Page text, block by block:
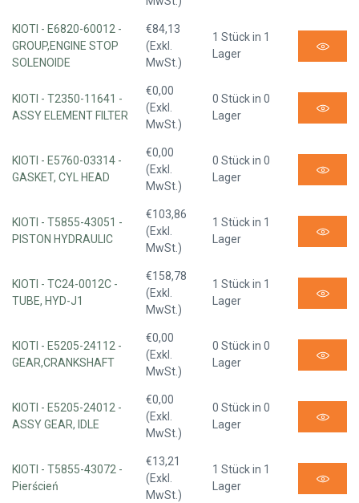
KIOTI - E6820-60012 -
GROUP,ENGINE STOP
SOLENOIDE
€84,13
(Exkl.
MwSt.)
1 Stück in 1
Lager
KIOTI - T2350-11641 -
ASSY ELEMENT FILTER
€0,00
(Exkl.
MwSt.)
0 Stück in 0
Lager
KIOTI - E5760-03314 -
GASKET, CYL HEAD
€0,00
(Exkl.
MwSt.)
0 Stück in 0
Lager
KIOTI - T5855-43051 -
PISTON HYDRAULIC
€103,86
(Exkl.
MwSt.)
1 Stück in 1
Lager
KIOTI - TC24-0012C -
TUBE, HYD-J1
€158,78
(Exkl.
MwSt.)
1 Stück in 1
Lager
KIOTI - E5205-24112 -
GEAR,CRANKSHAFT
€0,00
(Exkl.
MwSt.)
0 Stück in 0
Lager
KIOTI - E5205-24012 -
ASSY GEAR, IDLE
€0,00
(Exkl.
MwSt.)
0 Stück in 0
Lager
KIOTI - T5855-43072 -
Pierścień
€13,21
(Exkl.
MwSt.)
1 Stück in 1
Lager